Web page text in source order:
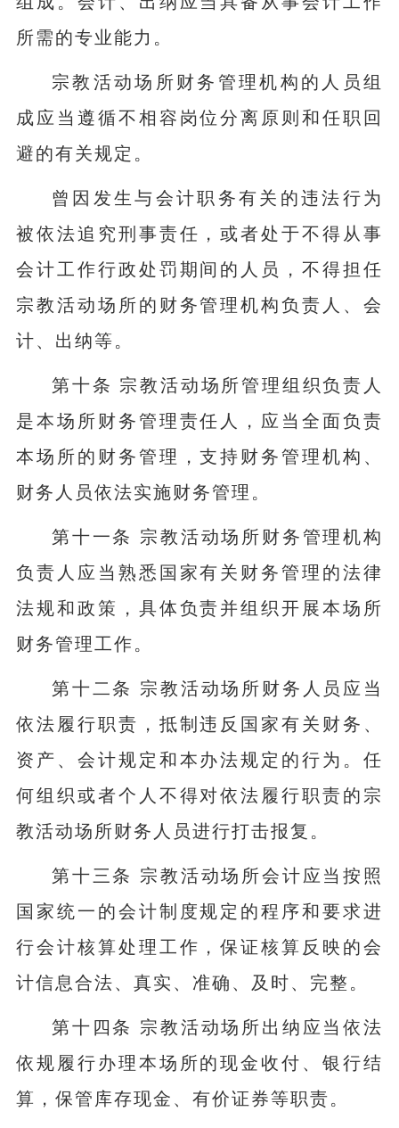
所需的专业能力。
宗教活动场所财务管理机构的人员组
成应当遵循不相容岗位分离原则和任职回
避的有关规定。
曾因发生与会计职务有关的违法行为
被依法追究刑事责任，或者处于不得从事
会计工作行政处罚期间的人员，不得担任
宗教活动场所的财务管理机构负责人、会
计、出纳等。
第十条 宗教活动场所管理组织负责人
是本场所财务管理责任人，应当全面负责
本场所的财务管理，支持财务管理机构、
财务人员依法实施财务管理。
第十一条 宗教活动场所财务管理机构
负责人应当熟悉国家有关财务管理的法律
法规和政策，具体负责并组织开展本场所
财务管理工作。
第十二条 宗教活动场所财务人员应当
依法履行职责，抵制违反国家有关财务、
资产、会计规定和本办法规定的行为。任
何组织或者个人不得对依法履行职责的宗
教活动场所财务人员进行打击报复。
第十三条 宗教活动场所会计应当按照
国家统一的会计制度规定的程序和要求进
行会计核算处理工作，保证核算反映的会
计信息合法、真实、准确、及时、完整。
第十四条 宗教活动场所出纳应当依法
依规履行办理本场所的现金收付、银行结
算，保管库存现金、有价证券等职责。